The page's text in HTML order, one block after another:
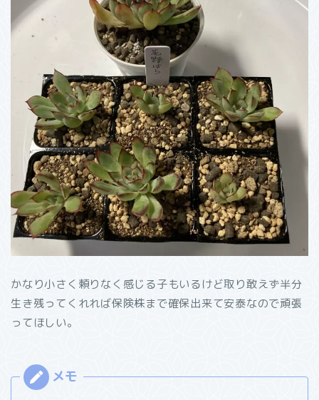
かなり小さく頼りなく感じる子もいるけど取り敢えず半分
生き残ってくれれば保険株まで確保出来て安泰なので頑張
ってほしい。